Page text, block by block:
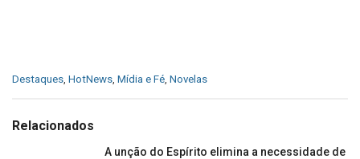
C
e
Destaques, HotNews, Mídia e Fé, Novelas
Relacionados
A unção do Espírito elimina a necessidade de